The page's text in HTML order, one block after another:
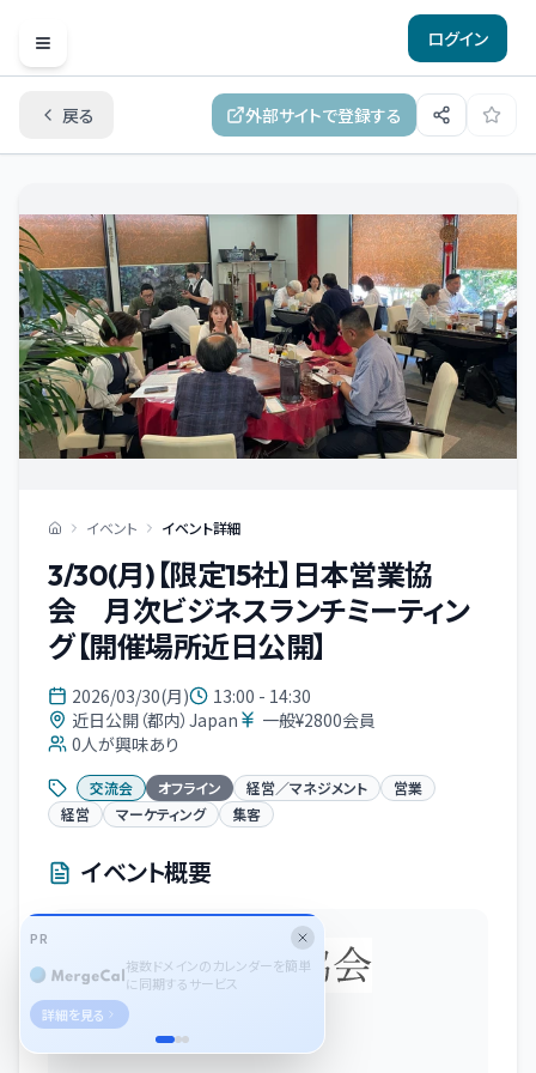
Open menu
ログイン
戻る 外部サイトで登録する
イベント イベント詳細
3/30(月)【限定15社】日本営業協
会 月次ビジネスランチミーティン
グ【開催場所近日公開】
2026/03/30(月)
13:00 - 14:30
近日公開（都内）Japan
一般¥2800会員
0人が興味あり
交流会 オフライン 経営／マネジメント
営業
経営
マーケティング 集客
イベント概要
PR
複数ドメインのカレンダーを簡単
に同期するサービス
詳細を見る